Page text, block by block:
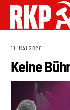
11. MAI 2026
Keine